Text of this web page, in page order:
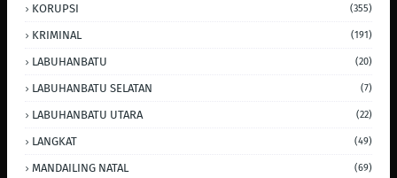
KORUPSI (355)
KRIMINAL (191)
LABUHANBATU (20)
LABUHANBATU SELATAN (7)
LABUHANBATU UTARA (22)
LANGKAT (49)
MANDAILING NATAL (69)